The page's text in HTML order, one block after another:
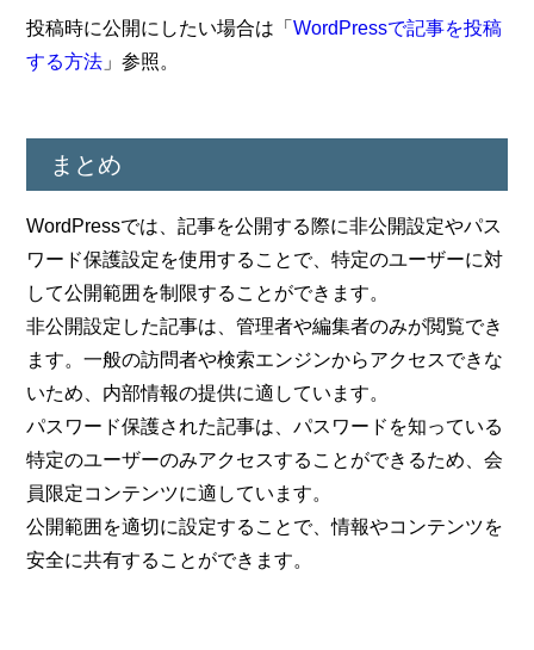
投稿時に公開にしたい場合は「WordPressで記事を投稿
する方法 」参照。
まとめ
WordPressでは、記事を公開する際に非公開設定やパス
ワード保護設定を使用することで、特定のユーザーに対
して公開範囲を制限することができます。
非公開設定した記事は、管理者や編集者のみが閲覧でき
ます。一般の訪問者や検索エンジンからアクセスできな
いため、内部情報の提供に適しています。
パスワード保護された記事は、パスワードを知っている
特定のユーザーのみアクセスすることができるため、会
員限定コンテンツに適しています。
公開範囲を適切に設定することで、情報やコンテンツを
安全に共有することができます。